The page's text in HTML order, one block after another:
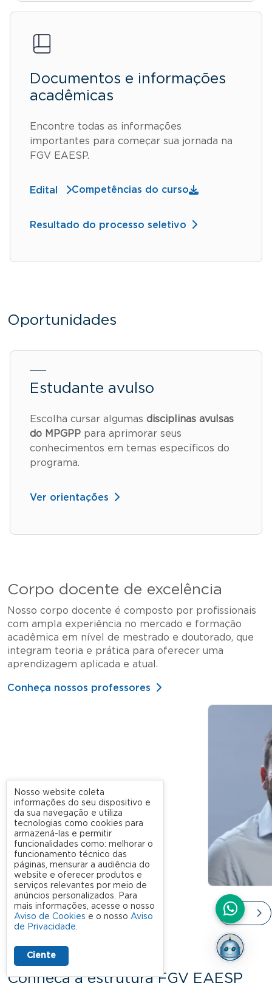
Documentos e informações
acadêmicas
Encontre todas as informações
importantes para começar sua jornada na
FGV EAESP.
Edital Competências do curso
Resultado do processo seletivo
Oportunidades
Estudante avulso
Escolha cursar algumas disciplinas avulsas
do MPGPP para aprimorar seus
conhecimentos em temas específicos do
programa.
Ver orientações
Corpo docente de excelência
Nosso corpo docente é composto por profissionais
com ampla experiência no mercado e formação
acadêmica em nível de mestrado e doutorado, que
integram teoria e prática para oferecer uma
aprendizagem aplicada e atual.
Conheça nossos professores
Conheça a estrutura FGV EAESP
Nosso website coleta
informações do seu dispositivo e
da sua navegação e utiliza
tecnologias como cookies para
armazená-las e permitir
funcionalidades como: melhorar o
funcionamento técnico das
páginas, mensurar a audiência do
website e oferecer produtos e
serviços relevantes por meio de
anúncios personalizados. Para
mais informações, acesse o nosso
Aviso de Cookies e o nosso Aviso
de Privacidade.
Ciente